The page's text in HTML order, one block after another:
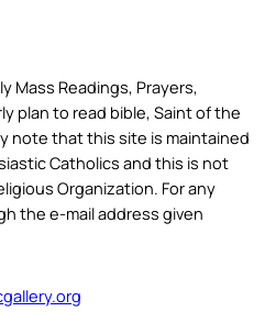
Mass Readings, Prayers,
plan to read bible, Saint of the
note that this site is maintained
Catholics and this is not
Organization. For any
the e-mail address given